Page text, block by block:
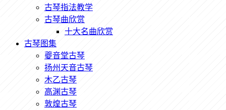
古琴指法教学
古琴曲欣赏
十大名曲欣赏
古琴图集
夔音堂古琴
扬州天音古琴
木乙古琴
高渊古琴
敦煌古琴